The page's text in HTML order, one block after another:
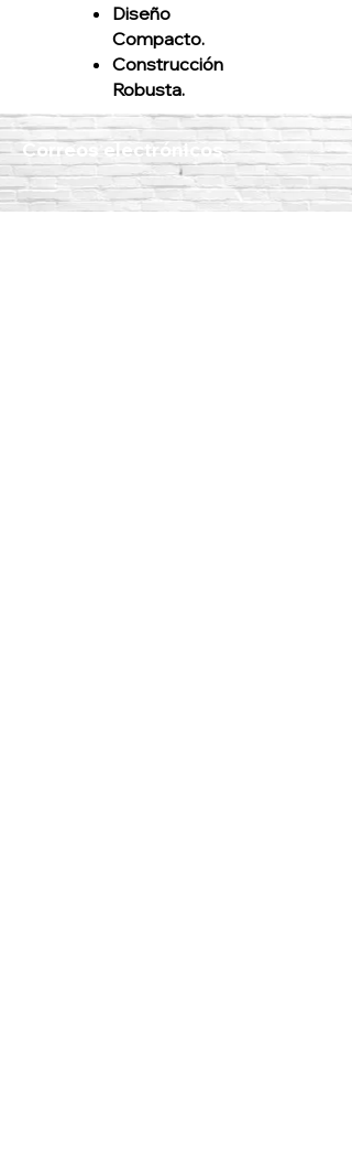
Diseño
Compacto.
Construcción
Robusta.
Correos electrónicos